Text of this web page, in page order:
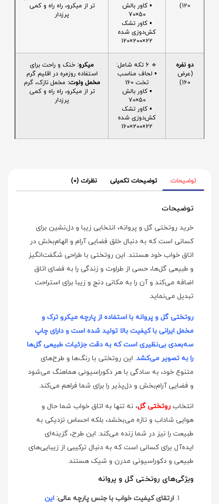
120)
▪️ کاور بالش
50×70
▪️ کاور تشک
کش‌دوزی شده
22×200×120
تر از میکرو، راه راه و کمی
پرزدار
دو نفره
(عرض
160)
🔹 6 تکه شامل:
▪️ لحاف مناسب
تخت 160
▪️ کاور بالش
50×70
▪️ کاور تشک
کش‌دوزی شده
22×200×160
میکرو: خنک و راحت برای
استفاده روزمره در اقلیم گرم
مخمل ولوت: مخمل نازک، گرم
تر از میکرو، راه راه و کمی
پرزدار
توضیحات توضیحات تکمیلی نظرات (0)
توضیحات
خرید روتختی گل و پروانه، انتخابی زیبا و دل‌نشین برای
کسانی است که به دنبال خلق فضایی آرام و الهام‌بخش در
اتاق خواب خود هستند. این روتختی با طراحی شگفت‌انگیز
و طبیعی گل‌ها، حسی از طراوت و زندگی را به فضای اتاق
اضافه می‌کند و آن را به مکانی دنج و زیبا برای استراحت
تبدیل می‌نماید.
روتختی گل و پروانه با استفاده از پارچه میکرو ترک و
مخمل ایرانی با کیفیت بالا تولید شده است و دارای چاپ
سه‌بعدی بی‌نظیری است که به دقت جزئیات طبیعی گل‌ها
را به تصویر می‌کشد. این روتختی با رنگ‌ها و طرح‌های
متنوع خود، به سادگی با هر دکوراسیونی هماهنگ می‌شود
و فضایی آرام‌بخش و دل‌پذیر را برای شما فراهم می‌کند.
انتخاب روتختی گل، نه تنها به اتاق خواب شما حال و
هوایی شاداب و تازه می‌بخشد، بلکه احساس نزدیکی به
طبیعت را نیز در شما زنده می‌کند. این طرح، گزینه‌ای
ایده‌آل برای کسانی است که به دنبال ترکیبی از زیبایی‌های
طبیعی و دکوراسیونی مدرن و شیک هستند.
ویژگی‌های روتختی گل و پروانه
ارتقای کیفیت خواب با جنس پارچه عالی: این